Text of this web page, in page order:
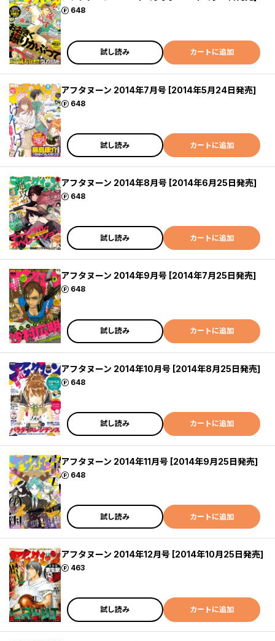
648
ポイント
試し読み カートに追加
アフタヌーン 2014年7月号 [2014年5月24日発売]
648
ポイント
試し読み カートに追加
アフタヌーン 2014年8月号 [2014年6月25日発売]
648
ポイント
試し読み カートに追加
アフタヌーン 2014年9月号 [2014年7月25日発売]
648
ポイント
試し読み カートに追加
アフタヌーン 2014年10月号 [2014年8月25日発売]
648
ポイント
試し読み カートに追加
アフタヌーン 2014年11月号 [2014年9月25日発売]
648
ポイント
試し読み カートに追加
アフタヌーン 2014年12月号 [2014年10月25日発売]
463
ポイント
試し読み カートに追加